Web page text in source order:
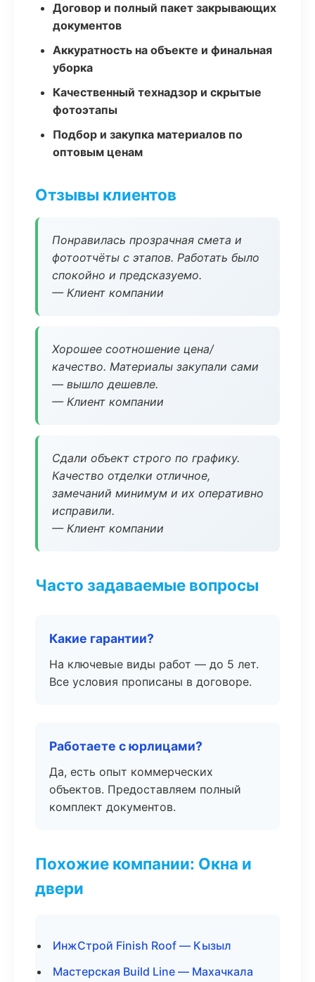
Договор и полный пакет закрывающих
документов
Аккуратность на объекте и финальная
уборка
Качественный технадзор и скрытые
фотоэтапы
Подбор и закупка материалов по
оптовым ценам
Отзывы клиентов
Понравилась прозрачная смета и
фотоотчёты с этапов. Работать было
спокойно и предсказуемо.
— Клиент компании
Хорошее соотношение цена/
качество. Материалы закупали сами
— вышло дешевле.
— Клиент компании
Сдали объект строго по графику.
Качество отделки отличное,
замечаний минимум и их оперативно
исправили.
— Клиент компании
Часто задаваемые вопросы
Какие гарантии?
На ключевые виды работ — до 5 лет.
Все условия прописаны в договоре.
Работаете с юрлицами?
Да, есть опыт коммерческих
объектов. Предоставляем полный
комплект документов.
Похожие компании: Окна и
двери
ИнжСтрой Finish Roof — Кызыл
Мастерская Build Line — Махачкала